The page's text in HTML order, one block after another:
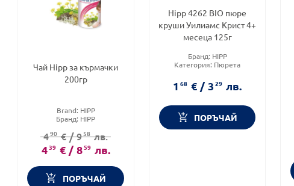
Чай Hipp за кърмачки
200гр
Brand: HIPP
Бранд: HIPP
490€ / 958 лв.
439 € / 859 лв.
ПОРЪЧАЙ
Hipp 4262 BIO пюре
круши Уилиамс Крист 4+
месеца 125г
Бранд: HIPP
Категория: Пюрета
168 € / 329 лв.
ПОРЪЧАЙ